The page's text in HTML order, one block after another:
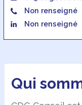
Non renseigné
Non renseigné
Qui